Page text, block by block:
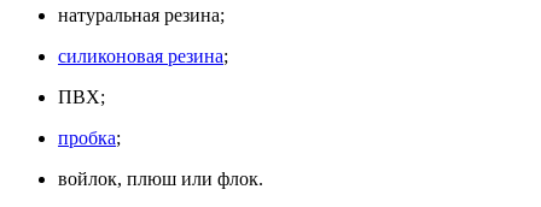
натуральная резина;
силиконовая резина;
ПВХ;
пробка;
войлок, плюш или флок.